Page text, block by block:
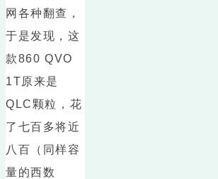
网各种翻查，
于是发现，这
款860 QVO
1T原来是
QLC颗粒，花
了七百多将近
八百（同样容
量的西数